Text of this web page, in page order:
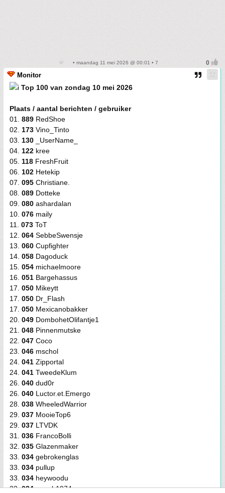
• maandag 11 mei 2026 @ 00:01 • 7
Monitor
Top 100 van zondag 10 mei 2026
Plaats / aantal berichten / gebruiker
01. 889 RedShoe
02. 173 Vino_Tinto
03. 130 _UserName_
04. 122 kree
05. 118 FreshFruit
06. 102 Hetekip
07. 095 Christiane.
08. 089 Dotteke
09. 080 ashardalan
10. 076 maily
11. 073 ToT
12. 064 SebbeSwensje
13. 060 Cupfighter
14. 058 Dagoduck
15. 054 michaelmoore
16. 051 Bargehassus
17. 050 Mikeytt
17. 050 Dr_Flash
17. 050 Mexicanobakker
20. 049 DombohetOlifantje1
21. 048 Pinnenmutske
22. 047 Coco
23. 046 mschol
24. 041 Zipportal
24. 041 TweedeKlum
26. 040 dud0r
26. 040 Luctor.et.Emergo
28. 038 WheeledWarrior
29. 037 MooieTop6
29. 037 LTVDK
31. 036 FrancoBolli
32. 035 Glazenmaker
33. 034 gebrokenglas
33. 034 pullup
33. 034 heywoodu
33.034marcb1974